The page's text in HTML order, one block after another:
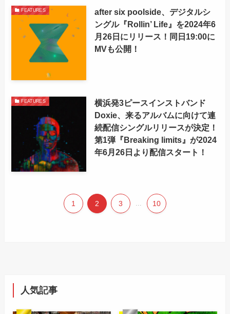
FEATURES
after six poolside、デジタルシ
ングル『Rollin’ Life』を2024年6
月26日にリリース！同日19:00に
MVも公開！
FEATURES
横浜発3ピースインストバンド
Doxie、来るアルバムに向けて連
続配信シングルリリースが決定！
第1弾『Breaking limits』が2024
年6月26日より配信スタート！
1 2 3 10
人気記事